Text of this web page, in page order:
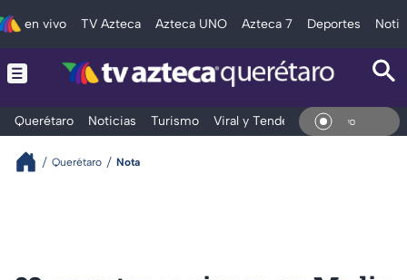
en vivo TV Azteca Azteca UNO Azteca 7 Deportes
Querétaro Noticias Turismo Viral y Tendencia Clima En
Querétaro Nota